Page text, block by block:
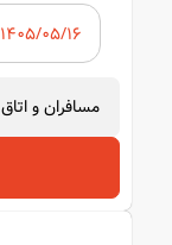
مسافران و اتاق